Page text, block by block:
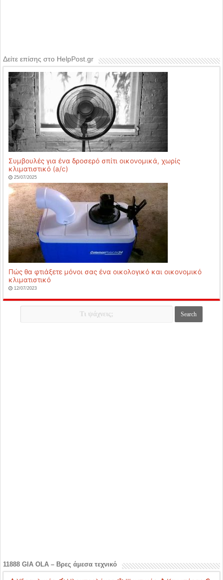
Δείτε επίσης στο HelpPost.gr
Συμβουλές για ένα δροσερό σπίτι οικονομικά, χωρίς
κλιματιστικό (a/c)
25/07/2025
Πώς θα φτιάξετε μόνοι σας ένα οικολογικό και οικονομικό
κλιματιστικό
12/07/2023
11888 GIA OLA – Βρες άμεσα τεχνικό